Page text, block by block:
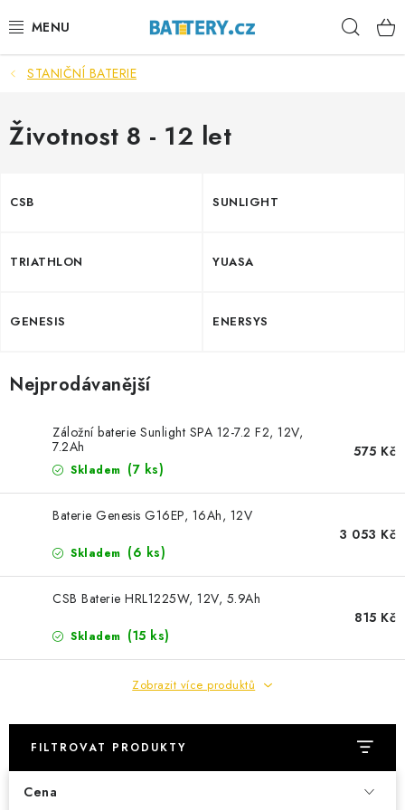
na
VÝHODNÉ SETY
TRAKČNÍ BATERIE
LITHIOVÉ BATERIE
MĚNIČE NAPĚTÍ
FOTOVOLTAIKA
STARTOVACÍ ZDROJE
TESTERY BATERIÍ
STANIČNÍ BATERIE
Životnost 8 - 12 let
CSB SUNLIGHT
TRIATHLON YUASA
GENESIS ENERSYS
Nejprodávanější
Záložní baterie Sunlight SPA 12-7.2 F2, 12V,
7.2Ah
Skladem (7 ks)
575 Kč
Baterie Genesis G16EP, 16Ah, 12V
Skladem (6 ks)
3 053 Kč
CSB Baterie HRL1225W, 12V, 5.9Ah
Skladem (15 ks)
815 Kč
Zobrazit více produktů
FILTROVAT PRODUKTY
Cena